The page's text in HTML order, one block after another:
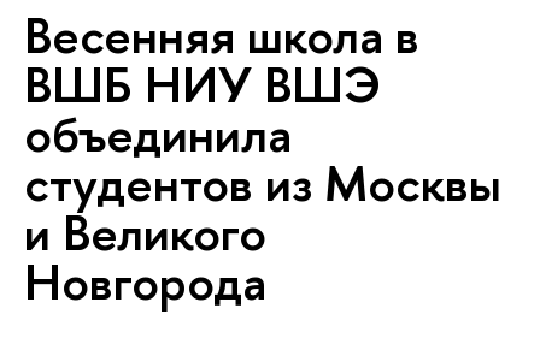
Весенняя школа в
ВШБ НИУ ВШЭ
объединила
студентов из Москвы
и Великого
Новгорода